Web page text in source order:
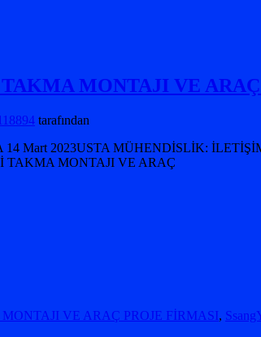
TAKMA MONTAJI VE
tarafından
Mart 2023USTA MÜHENDİSLİK:
TAKMA MONTAJI VE ARAÇ
VE ARAÇ PROJE FİRMASI,